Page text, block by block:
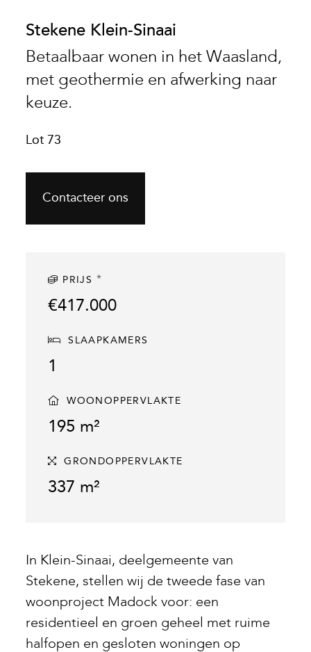
Stekene Klein-Sinaai
Betaalbaar wonen in het Waasland,
met geothermie en afwerking naar
keuze.
Lot 73
Contacteer ons
PRIJS *
€417.000
SLAAPKAMERS
1
WOONOPPERVLAKTE
195 m²
GRONDOPPERVLAKTE
337 m²
In Klein-Sinaai, deelgemeente van
Stekene, stellen wij de tweede fase van
woonproject Madock voor: een
residentieel en groen geheel met ruime
halfopen en gesloten woningen op